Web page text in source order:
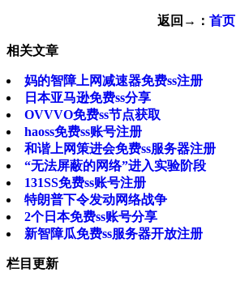
返回→： 首页
相关文章
妈的智障上网减速器免费ss注册
日本亚马逊免费ss分享
OVVVO免费ss节点获取
haoss免费ss账号注册
和谐上网策进会免费ss服务器注册
“无法屏蔽的网络”进入实验阶段
131SS免费ss账号注册
特朗普下令发动网络战争
2个日本免费ss账号分享
新智障瓜免费ss服务器开放注册
栏目更新